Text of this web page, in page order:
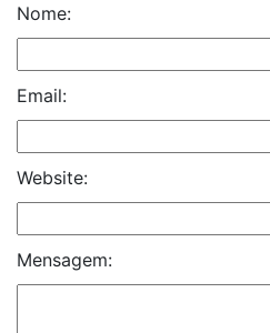
Nome:
Email:
Website:
Mensagem: